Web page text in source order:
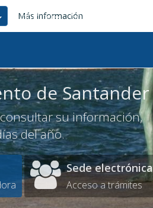
Más información
Licitación Soporte
de Santander
su información,
del año.
Sede electrónica
Acceso a trámites